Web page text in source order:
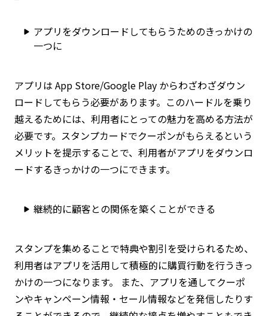
アプリをダウンロードしてもらうためのきっかけの
一つに
アプリは App Store/Google Play からわざわざダウン
ロードしてもらう必要があります。このハードルを乗り
越えるためには、利用者にとっての魅力を高める方法が
必要です。スタンプカードでクーポンがもらえるという
メリットを提示することで、利用者がアプリをダウンロ
ードするきっかけの一つにできます。
継続的に顧客との関係を築くことができる
スタンプを集めることで特典や割引を受けられるため、
利用者はアプリを活用して積極的に購買行動を行うきっ
かけの一つになります。 また、アプリを通してクーポ
ンやキャンペーン情報・セール情報などを発信したりす